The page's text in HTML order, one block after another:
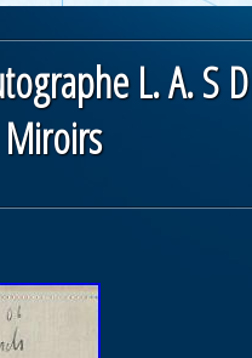
L. A. S